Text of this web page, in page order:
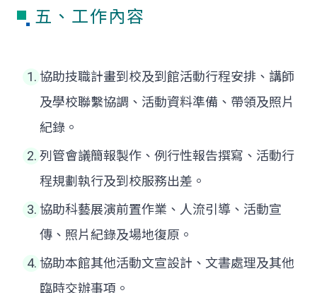
五、工作內容
協助技職計畫到校及到館活動行程安排、講師
及學校聯繫協調、活動資料準備、帶領及照片
紀錄。
列管會議簡報製作、例行性報告撰寫、活動行
程規劃執行及到校服務出差。
協助科藝展演前置作業、人流引導、活動宣
傳、照片紀錄及場地復原。
協助本館其他活動文宣設計、文書處理及其他
臨時交辦事項。